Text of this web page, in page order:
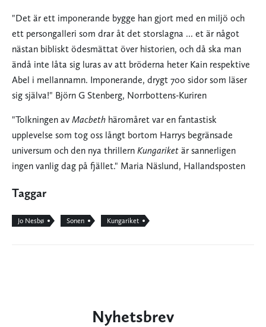
"Det är ett imponerande bygge han gjort med en miljö och
ett persongalleri som drar åt det storslagna ... et är något
nästan bibliskt ödesmättat över historien, och då ska man
ändå inte låta sig luras av att bröderna heter Kain respektive
Abel i mellannamn. Imponerande, drygt 700 sidor som läser
sig själva!" Björn G Stenberg, Norrbottens-Kuriren
"Tolkningen av Macbeth häromåret var en fantastisk
upplevelse som tog oss långt bortom Harrys begränsade
universum och den nya thrillern Kungariket är sannerligen
ingen vanlig dag på fjället." Maria Näslund, Hallandsposten
Taggar
Jo Nesbø Sonen Kungariket
Nyhetsbrev